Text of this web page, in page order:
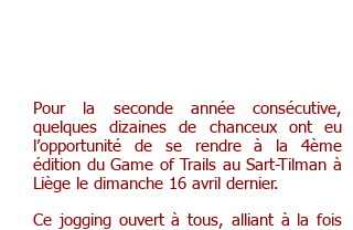
Pour la seconde année consécutive,
quelques dizaines de chanceux ont eu
l’opportunité de se rendre à la 4ème
édition du Game of Trails au Sart-Tilman à
Liège le dimanche 16 avril dernier.
Ce jogging ouvert à tous, alliant à la fois